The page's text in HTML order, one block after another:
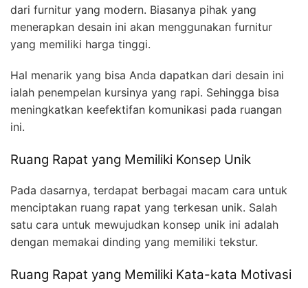
dari furnitur yang modern. Biasanya pihak yang
menerapkan desain ini akan menggunakan furnitur
yang memiliki harga tinggi.
Hal menarik yang bisa Anda dapatkan dari desain ini
ialah penempelan kursinya yang rapi. Sehingga bisa
meningkatkan keefektifan komunikasi pada ruangan
ini.
Ruang Rapat yang Memiliki Konsep Unik
Pada dasarnya, terdapat berbagai macam cara untuk
menciptakan ruang rapat yang terkesan unik. Salah
satu cara untuk mewujudkan konsep unik ini adalah
dengan memakai dinding yang memiliki tekstur.
Ruang Rapat yang Memiliki Kata-kata Motivasi